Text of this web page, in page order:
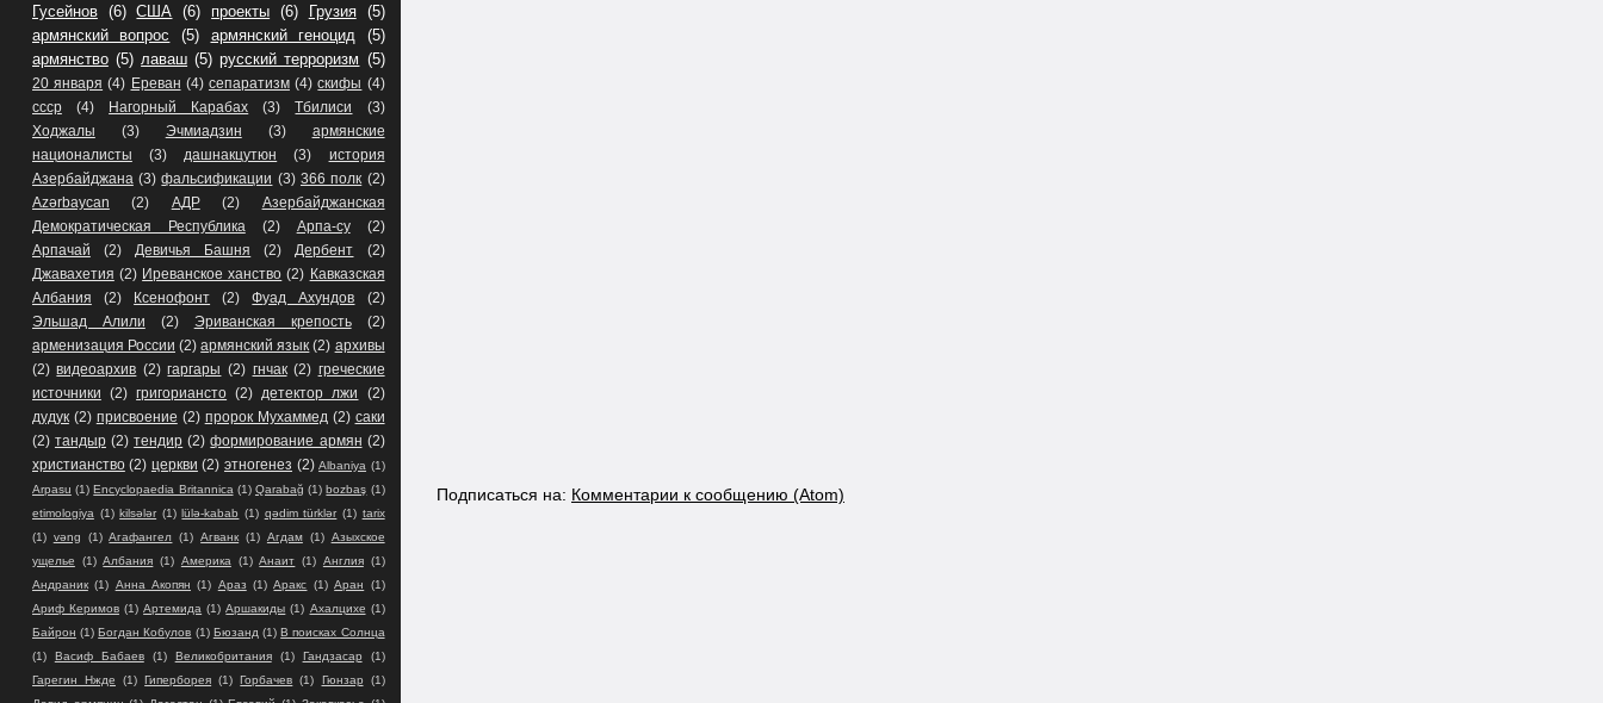
Подписаться на: Комментарии к сообщению (Atom)
Гусейнов
(6) США (6) проекты (6) Грузия
(5)
армянский вопрос
(5) армянский геноцид
(5)
армянство (5) лаваш (5) русский терроризм (5)
20 января (4) Ереван (4) сепаратизм (4) скифы (4)
ссср
(4) Нагорный Карабах (3) Тбилиси
(3)
Ходжалы
(3) Эчмиадзин (3)
армянские
националисты
(3) дашнакцутюн (3)
история
Азербайджана (3) фальсификации (3) 366 полк (2)
Azərbaycan
(2) АДР (2)
Азербайджанская
Демократическая Республика
(2) Арпа-су
(2)
Арпачай
(2) Девичья Башня (2) Дербент
(2)
Джавахетия (2) Иреванское ханство (2) Кавказская
Албания
(2) Ксенофонт (2) Фуад Ахундов
(2)
Эльшад Алили
(2) Эриванская крепость
(2)
арменизация России (2) армянский язык (2) архивы
(2) видеоархив (2) гаргары (2) гнчак (2) греческие
источники
(2) григориансто (2) детектор лжи
(2)
дудук (2) присвоение (2) пророк Мухаммед (2) саки
(2) тандыр (2) тендир (2) формирование армян (2)
христианство (2) церкви (2) этногенез (2) Albaniya (1)
Arpasu (1) Encyclopaedia Britannica (1) Qarabağ (1) bozbaş (1)
etimologiya (1) kilsələr (1) lülə-kabab (1) qədim türklər (1) tarix
(1) vəng (1) Агафангел (1) Агванк (1) Агдам (1) Азыхское
ущелье
(1) Албания (1) Америка (1) Анаит (1) Англия (1)
Андраник (1) Анна Акопян (1) Араз (1) Аракс (1) Аран
(1)
Ариф Керимов (1) Артемида (1) Аршакиды (1) Ахалцихе (1)
Байрон (1) Богдан Кобулов (1) Бюзанд (1) В поисках Солнца
(1)
Васиф Бабаев (1) Великобритания (1) Гандзасар
(1)
Гарегин Нжде
(1) Гиперборея (1) Горбачев (1) Гюнзар
(1)